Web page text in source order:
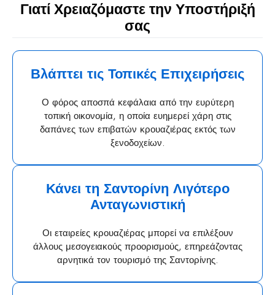
Γιατί Χρειαζόμαστε την Υποστήριξή
σας
Βλάπτει τις Τοπικές Επιχειρήσεις
Ο φόρος αποσπά κεφάλαια από την ευρύτερη
τοπική οικονομία, η οποία ευημερεί χάρη στις
δαπάνες των επιβατών κρουαζιέρας εκτός των
ξενοδοχείων.
Κάνει τη Σαντορίνη Λιγότερο
Ανταγωνιστική
Οι εταιρείες κρουαζιέρας μπορεί να επιλέξουν
άλλους μεσογειακούς προορισμούς, επηρεάζοντας
αρνητικά τον τουρισμό της Σαντορίνης.